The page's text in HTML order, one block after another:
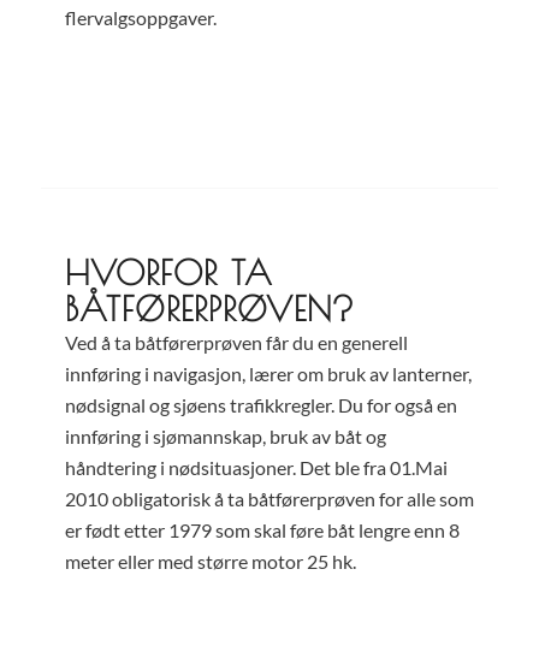
flervalgsoppgaver.
HVORFOR TA
BÅTFØRERPRØVEN?
Ved å ta båtførerprøven får du en generell
innføring i navigasjon, lærer om bruk av lanterner,
nødsignal og sjøens trafikkregler. Du for også en
innføring i sjømannskap, bruk av båt og
håndtering i nødsituasjoner. Det ble fra 01.Mai
2010 obligatorisk å ta båtførerprøven for alle som
er født etter 1979 som skal føre båt lengre enn 8
meter eller med større motor 25 hk.